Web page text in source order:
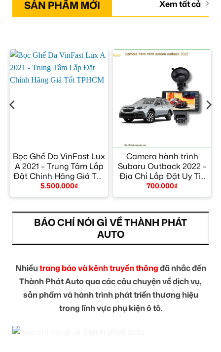
SẢN PHẨM MỚI Xem tất cả
Bọc Ghế Da VinFast Lux
A 2021 – Trung Tâm Lắp
Đặt Chính Hãng Giá Tốt
TPHCM
5.500.000₫
Camera hành trình
Subaru Outback 2022 –
Địa Chỉ Lắp Đặt Uy Tín
TPHCM
700.000₫
BÁO CHÍ NÓI GÌ VỀ THÀNH PHÁT
AUTO
Nhiềutrang báo và kênh truyền thôngđã nhắc đến
Thành Phát Auto qua các câu chuyện về dịch vụ,
sản phẩm và hành trình phát triển thương hiệu
trong lĩnh vực phụ kiện ô tô.